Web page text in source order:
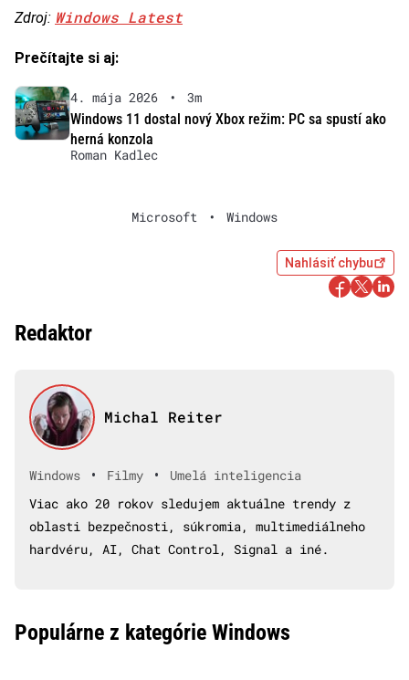
Zdroj: Windows Latest
Prečítajte si aj:
4. mája 2026 •
3m
Windows 11 dostal nový Xbox režim: PC sa spustí ako
herná konzola
Roman Kadlec
Microsoft • Windows
Nahlásiť chybu
Redaktor
Michal Reiter
Windows • Filmy •
Umelá inteligencia
Viac ako 20 rokov sledujem aktuálne trendy z
oblasti bezpečnosti, súkromia, multimediálneho
hardvéru, AI, Chat Control, Signal a iné.
Populárne z kategórie Windows